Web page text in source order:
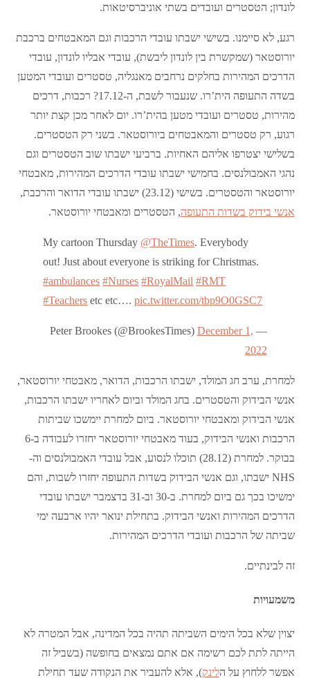
לונדון; הטסטרים ועובדים בשתי אוניברסיטאות.
רגע, לא סיימנו. בשישי ישבתו עובדי הרכבות וגם המאבטחים ברכבת
יורוסטאר (שמקשרת בין לונדון ליבשת), עובדי אבליו לונדון, עובדי
הדרכים המהירות בחלקים נרחבים מאנגליה, טסטרים ועובדי המטען
בשדה התעופה הית’רו. שנעבור לשבת, ה-17.12? רכבות, דרכים
מהירות, טסטרים ועובדי מטען בהית’רו. יום לאחר מכן קצת יותר
רגוע, רק טסטרים והמאבטחים ביורוסטאר. בשני רק הטסטרים.
בשלישי יצטרפו אליהם האחיות. ברביעי ישבתו שוב הטסטרים וגם
נהגי האמבולנסים. בחמישי ישבתו עובדי הדרכים המהירות, מאבטחי
יורוסטאר והטסטרים. בשישי (23.12) ישבתו עובדי הדואר והרכבת,
אנשי בידוק בשדות התעופה, הטסטרים ומאבטחי יורוסטאר.
My cartoon Thursday @TheTimes. Everybody
out! Just about everyone is striking for Christmas.
#ambulances #Nurses #RoyalMail #RMT
#Teachers etc etc….pic.twitter.com/tbp9O0GSC7
— Peter Brookes (@BrookesTimes)
December 1,
2022
למחרת, ערב חג המולד, ישבתו הרכבות, הדואר, מאבטחי יורוסטאר,
אנשי הבידוק והטסטרים. בחג המולד וביום לאחריו ישבתו הרכבות,
אנשי הבידוק ומאבטחי יורוסטאר. ביום למחרת יימשכו שביתות
הרכבות ואנשי הבידוק, בעוד מאבטחי יורוסטאר יחזרו לעבודה ב-6
בבוקר. למחרת (28.12) תוכלו לנסוע, אבל עובדי האמבולנסים וה-
NHS ישבתו, וגם אנשי הבידוק בשדות התעופה יחזרו לשבות, והם
ימשיכו בכך גם ביום למחרת. ב-30 וב-31 בדצמבר ישבתו עובדי
הדרכים המהירות ואנשי הבידוק. בתחילת ינואר יהיו ארבעה ימי
שביתה של הרכבות ועובדי הדרכים המהירות.
זה לבינתיים.
משמעויות
יצוין שלא בכל הימים השביתה תהיה בכל המדינה, אבל המטרה לא
הייתה לתת לכם רשימה אם אתם נמצאים בחופשה (בשביל זה
אפשר ללחוץ על הלינק), אלא להעביר את הנקודה שעד תחילת